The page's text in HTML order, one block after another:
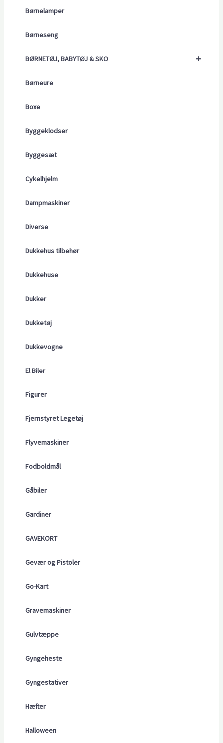
Børnelamper
Børneseng
+
BØRNETØJ, BABYTØJ & SKO
Børneure
Boxe
Byggeklodser
Byggesæt
Cykelhjelm
Dampmaskiner
Diverse
Dukkehus tilbehør
Dukkehuse
Dukker
Dukketøj
Dukkevogne
El Biler
Figurer
Fjernstyret Legetøj
Flyvemaskiner
Fodboldmål
Gåbiler
Gardiner
GAVEKORT
Gevær og Pistoler
Go-Kart
Gravemaskiner
Gulvtæppe
Gyngeheste
Gyngestativer
Hæfter
Halloween